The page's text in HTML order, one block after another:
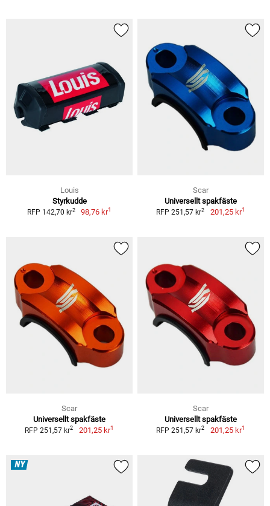
Louis
Styrkudde
RFP 142,70 kr2 98,76 kr1
Scar
Universellt spakfäste
RFP 251,57 kr2 201,25 kr1
Scar
Universellt spakfäste
RFP 251,57 kr2 201,25 kr1
Scar
Universellt spakfäste
RFP 251,57 kr2 201,25 kr1
NY